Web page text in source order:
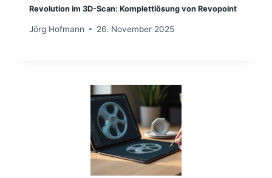
Revolution im 3D-Scan: Komplettlösung von Revopoint
Jörg Hofmann 26. November 2025